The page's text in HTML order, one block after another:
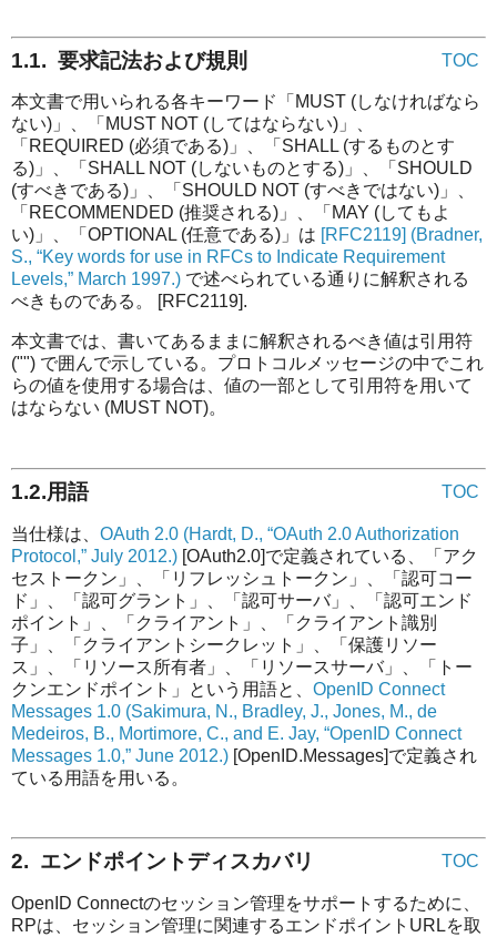
TOC
1.1. 要求記法および規則
本文書で用いられる各キーワード「MUST (しなければなら
ない)」、「MUST NOT (してはならない)」、
「REQUIRED (必須である)」、「SHALL (するものとす
る)」、「SHALL NOT (しないものとする)」、「SHOULD
(すべきである)」、「SHOULD NOT (すべきではない)」、
「RECOMMENDED (推奨される)」、「MAY (してもよ
い)」、「OPTIONAL (任意である)」は [RFC2119] (Bradner,
S., “Key words for use in RFCs to Indicate Requirement
Levels,” March 1997.) で述べられている通りに解釈される
べきものである。 [RFC2119].
本文書では、書いてあるままに解釈されるべき値は引用符
("") で囲んで示している。プロトコルメッセージの中でこれ
らの値を使用する場合は、値の一部として引用符を用いて
はならない (MUST NOT)。
TOC
1.2.用語
当仕様は、 OAuth 2.0 (Hardt, D., “OAuth 2.0 Authorization
Protocol,” July 2012.) [OAuth2.0]で定義されている、「アク
セストークン」、「リフレッシュトークン」、「認可コー
ド」、「認可グラント」、「認可サーバ」、「認可エンド
ポイント」、「クライアント」、「クライアント識別
子」、「クライアントシークレット」、「保護リソー
ス」、「リソース所有者」、「リソースサーバ」、「トー
クンエンドポイント」という用語と、 OpenID Connect
Messages 1.0 (Sakimura, N., Bradley, J., Jones, M., de
Medeiros, B., Mortimore, C., and E. Jay, “OpenID Connect
Messages 1.0,” June 2012.) [OpenID.Messages]で定義され
ている用語を用いる。
TOC
2. エンドポイントディスカバリ
OpenID Connectのセッション管理をサポートするために、
RPは、セッション管理に関連するエンドポイントURLを取